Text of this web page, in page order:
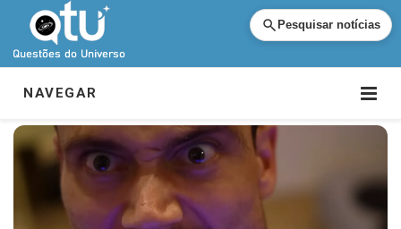
Pesquisar notícias
NAVEGAR